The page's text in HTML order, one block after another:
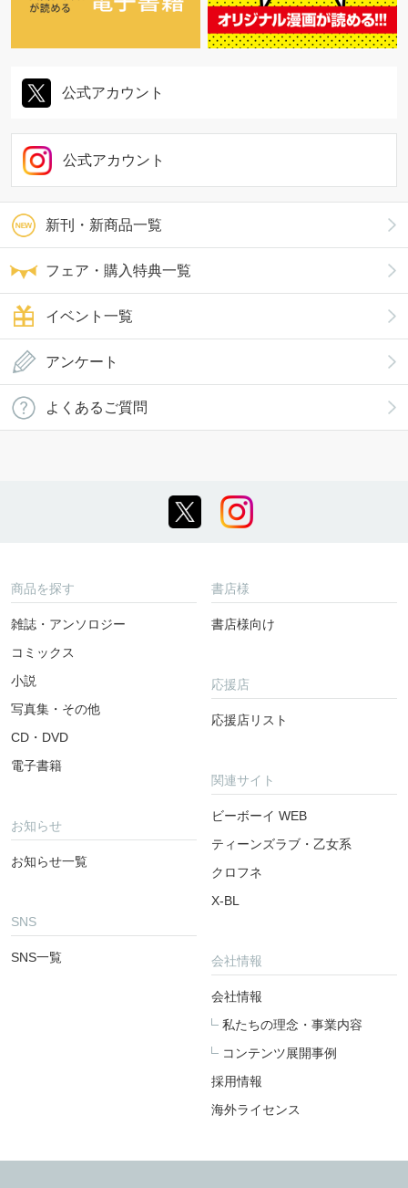
新刊・新商品一覧
フェア・購入特典一覧
イベント一覧
公式アカウント
公式アカウント
アンケート
よくあるご質問
商品を探す
雑誌・アンソロジー
コミックス
小説
写真集・その他
CD・DVD
電子書籍
お知らせ
お知らせ一覧
SNS
SNS一覧
書店様
書店様向け
応援店
応援店リスト
関連サイト
ビーボーイ WEB
ティーンズラブ・乙女系
クロフネ
X-BL
会社情報
会社情報
私たちの理念・事業内容
コンテンツ展開事例
採用情報
海外ライセンス